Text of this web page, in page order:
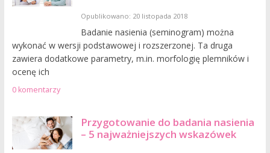
Opublikowano: 20 listopada 2018
Badanie nasienia (seminogram) można
wykonać w wersji podstawowej i rozszerzonej. Ta druga
zawiera dodatkowe parametry, m.in. morfologię plemników i
ocenę ich
0 komentarzy
Przygotowanie do badania nasienia
– 5 najważniejszych wskazówek